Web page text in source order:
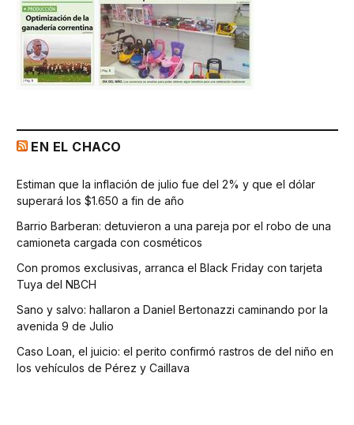
EN EL CHACO
Estiman que la inflación de julio fue del 2% y que el dólar
superará los $1.650 a fin de año
Barrio Barberan: detuvieron a una pareja por el robo de una
camioneta cargada con cosméticos
Con promos exclusivas, arranca el Black Friday con tarjeta
Tuya del NBCH
Sano y salvo: hallaron a Daniel Bertonazzi caminando por la
avenida 9 de Julio
Caso Loan, el juicio: el perito confirmó rastros de del niño en
los vehículos de Pérez y Caillava